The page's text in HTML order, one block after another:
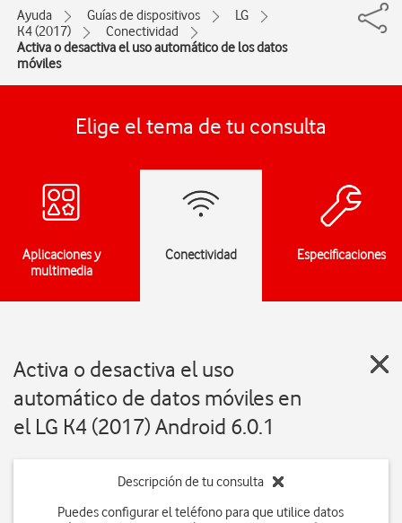
Ayuda Guías de dispositivos
LG
K4 (2017)
Conectividad
Activa o desactiva el uso automático de los datos
móviles
Elige el tema de tu consulta
Aplicaciones y
multimedia
Conectividad Especificaciones
Activa o desactiva el uso
automático de datos móviles en
el LG K4 (2017) Android 6.0.1
Descripción de tu consulta
Puedes configurar el teléfono para que utilice datos